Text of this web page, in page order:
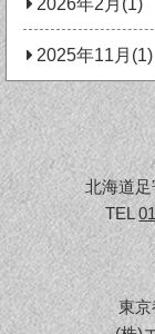
2025年11月(1)
北海道
TEL
東